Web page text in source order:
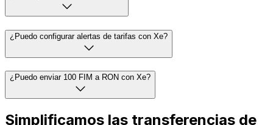
¿Puedo configurar alertas de tarifas con Xe?
¿Puedo enviar 100 FIM a RON con Xe?
Simplificamos las transferencias de